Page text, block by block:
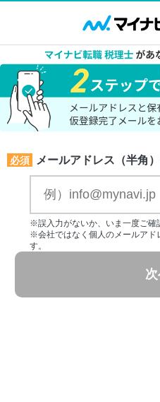
必須 メールアドレス（半角
※誤入力がないか、いま一度ご確
※会社ではなく個人のメールアド
す。